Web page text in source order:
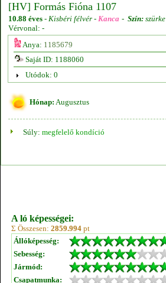
[HV] Formás Fióna 1107
10.88 éves - Kisbéri félvér - Kanca - Szín: szürke
Vérvonal: -
Anya: 1185679
Saját ID: 1188060
Utódok: 0
Hónap: Augusztus
Súly: megfelelő kondíció
A ló képességei:
Σ Összesen: 2859.994 pt
Állóképesség:
Sebesség:
Jármód:
Csapatmunka: